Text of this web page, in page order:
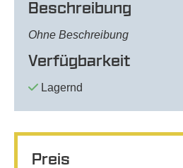
Beschreibung
Ohne Beschreibung
Verfügbarkeit
Lagernd
Preis